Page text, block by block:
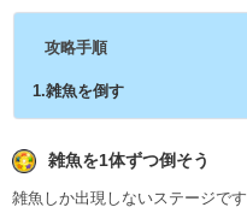
攻略手順
1.雑魚を倒す
雑魚を1体ずつ倒そう
雑魚しか出現しないステージで